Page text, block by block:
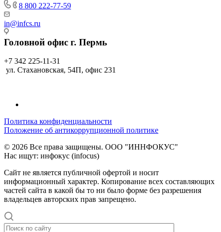
8 800 222-77-59
in@infcs.ru
Головной офис г. Пермь
+7 342 225-11-31
ул. Стахановская, 54П, офис 231
Политика конфиденциальности
Положение об антикоррупционной политике
© 2026 Все права защищены. ООО "ИННФОКУС"
Нас ищут: инфокус (infocus)
Сайт не является публичной офертой и носит
информационный характер. Копирование всех составляющих
частей сайта в какой бы то ни было форме без разрешения
владельцев авторских прав запрещено.